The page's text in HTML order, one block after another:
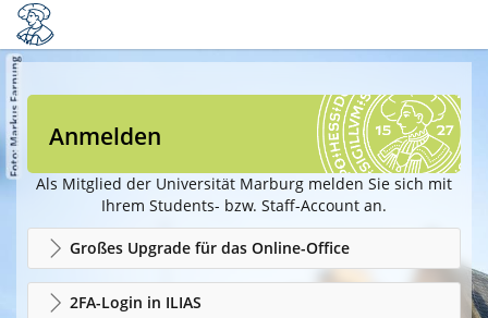
Anmelden
Als Mitglied der Universität Marburg melden Sie sich mit
Ihrem Students- bzw. Staff-Account an.
Großes Upgrade für das Online-Office
2FA-Login in ILIAS